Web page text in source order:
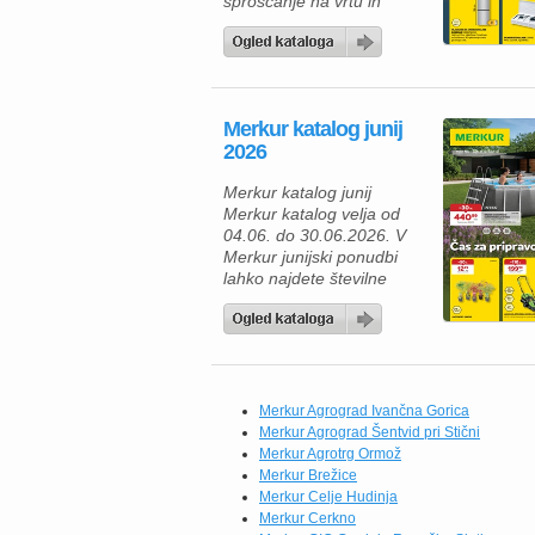
prijetna druženja na
prostem. V aktualnem
čakajo odlične akcije na
prosti čas, zato je zdaj
pravi trenutek, da svoj
po ugodnih cenah. Ne […]
Merkur katalog junij
2026
Merkur katalog junij
Merkur katalog velja od
04.06. do 30.06.2026. V
Merkur junijski ponudbi
lahko najdete številne
izdelke za prijetno
preživljanje časa na vrtu,
načrtujete osvežitev
izbira bazen s kovinsko
konstrukcijo Intex Oval
Prism Frame dimenzij 503
x 274 x 122 cm, ki je na
[…]
Merkur Agrograd Ivančna Gorica
Merkur Agrograd Šentvid pri Stični
Merkur Agrotrg Ormož
Merkur Brežice
Merkur Celje Hudinja
Merkur Cerkno